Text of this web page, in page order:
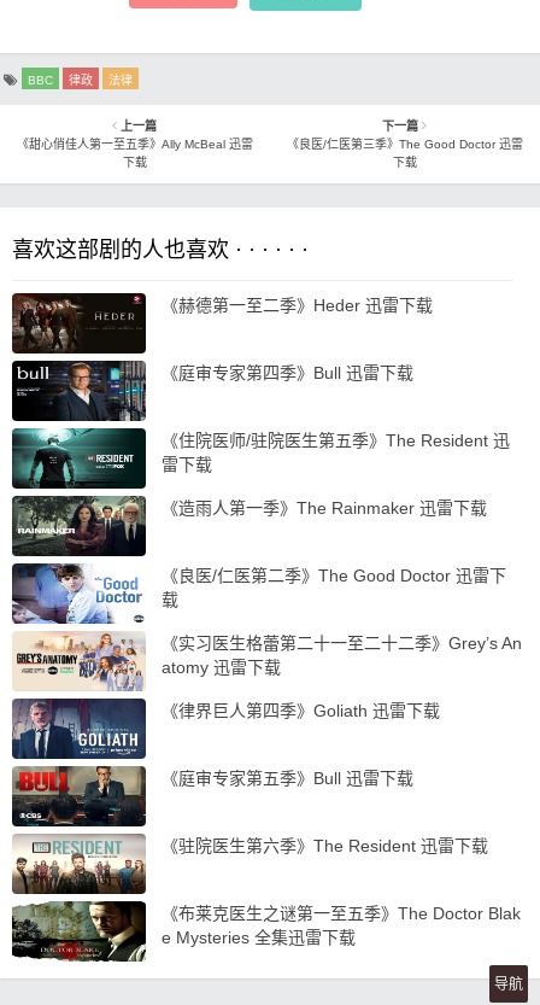
BBC 律政 法律
上一篇
《甜心俏佳人第一至五季》Ally McBeal 迅雷
下载
下一篇
《良医/仁医第三季》The Good Doctor 迅雷
下载
喜欢这部剧的人也喜欢 · · · · · ·
《赫德第一至二季》Heder 迅雷下载
《庭审专家第四季》Bull 迅雷下载
《住院医师/驻院医生第五季》The Resident 迅
雷下载
《造雨人第一季》The Rainmaker 迅雷下载
《良医/仁医第二季》The Good Doctor 迅雷下
载
《实习医生格蕾第二十一至二十二季》Grey’s An
atomy 迅雷下载
《律界巨人第四季》Goliath 迅雷下载
《庭审专家第五季》Bull 迅雷下载
《驻院医生第六季》The Resident 迅雷下载
《布莱克医生之谜第一至五季》The Doctor Blak
e Mysteries 全集迅雷下载
导航